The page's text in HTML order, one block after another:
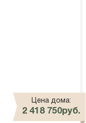
Цена дома:
2 418 750руб.